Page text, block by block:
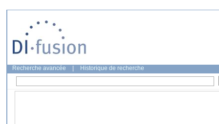
Recherche avancée Historique de recherche